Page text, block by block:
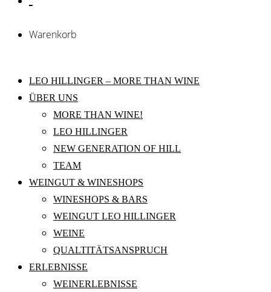
Warenkorb
LEO HILLINGER – MORE THAN WINE
ÜBER UNS
MORE THAN WINE!
LEO HILLINGER
NEW GENERATION OF HILL
TEAM
WEINGUT & WINESHOPS
WINESHOPS & BARS
WEINGUT LEO HILLINGER
WEINE
QUALTITÄTSANSPRUCH
ERLEBNISSE
WEINERLEBNISSE